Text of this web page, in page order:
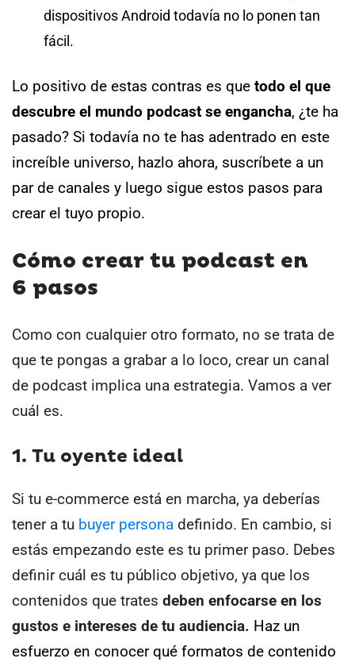
dispositivos Android todavía no lo ponen tan
fácil.
Lo positivo de estas contras es que todo el que
descubre el mundo podcast se engancha, ¿te ha
pasado? Si todavía no te has adentrado en este
increíble universo, hazlo ahora, suscríbete a un
par de canales y luego sigue estos pasos para
crear el tuyo propio.
Cómo crear tu podcast en
6 pasos
Como con cualquier otro formato, no se trata de
que te pongas a grabar a lo loco, crear un canal
de podcast implica una estrategia. Vamos a ver
cuál es.
1. Tu oyente ideal
Si tu e-commerce está en marcha, ya deberías
tener a tu buyer persona definido. En cambio, si
estás empezando este es tu primer paso. Debes
definir cuál es tu público objetivo, ya que los
contenidos que trates deben enfocarse en los
gustos e intereses de tu audiencia. Haz un
esfuerzo en conocer qué formatos de contenido